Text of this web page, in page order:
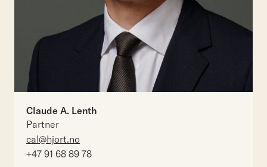
Claude A. Lenth
Partner
cal@hjort.no
+47 91 68 89 78